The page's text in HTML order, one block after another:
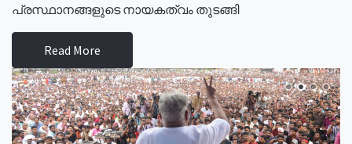
പ്രസ്ഥാനങ്ങളുടെ നായകത്വം തുടങ്ങി
Read More